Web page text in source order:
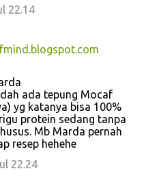
22.14
ada tepung Mocaf
yg katanya bisa 100%
protein sedang tanpa
Mb Marda pernah
resep hehehe
22.24